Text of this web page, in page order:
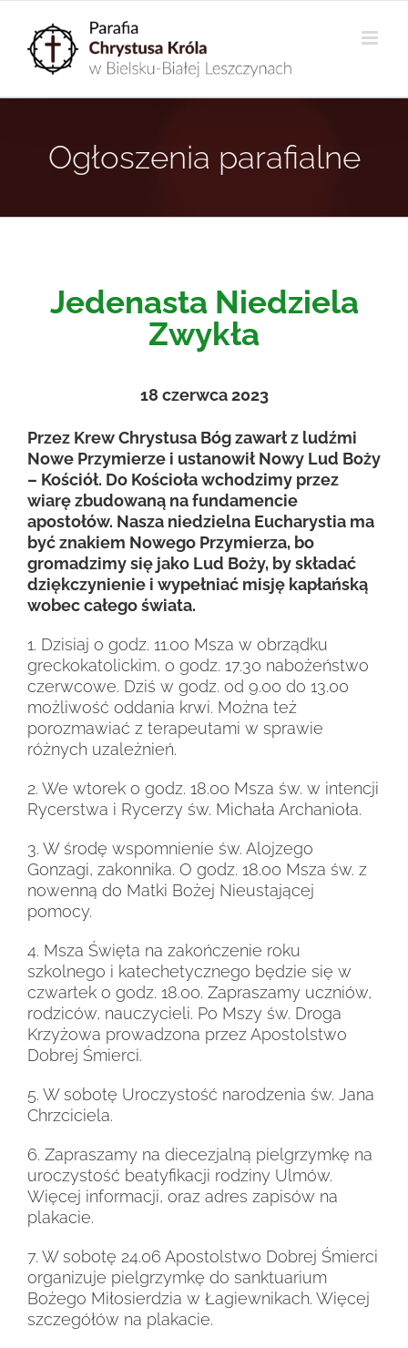
zawartości
Ogłoszenia parafialne
Jedenasta Niedziela
Zwykła
18 czerwca 2023
Przez Krew Chrystusa Bóg zawarł z ludźmi
Nowe Przymierze i ustanowił Nowy Lud Boży
– Kościół. Do Kościoła wchodzimy przez
wiarę zbudowaną na fundamencie
apostołów. Nasza niedzielna Eucharystia ma
być znakiem Nowego Przymierza, bo
gromadzimy się jako Lud Boży, by składać
dziękczynienie i wypełniać misję kapłańską
wobec całego świata.
1. Dzisiaj o godz. 11.00 Msza w obrządku
greckokatolickim, o godz. 17.30 nabożeństwo
czerwcowe. Dziś w godz. od 9.00 do 13.00
możliwość oddania krwi. Można też
porozmawiać z terapeutami w sprawie
różnych uzależnień.
2. We wtorek o godz. 18.00 Msza św. w intencji
Rycerstwa i Rycerzy św. Michała Archanioła.
3. W środę wspomnienie św. Alojzego
Gonzagi, zakonnika. O godz. 18.00 Msza św. z
nowenną do Matki Bożej Nieustającej
pomocy.
4. Msza Święta na zakończenie roku
szkolnego i katechetycznego będzie się w
czwartek o godz. 18.00. Zapraszamy uczniów,
rodziców, nauczycieli. Po Mszy św. Droga
Krzyżowa prowadzona przez Apostolstwo
Dobrej Śmierci.
5. W sobotę Uroczystość narodzenia św. Jana
Chrzciciela.
6. Zapraszamy na diecezjalną pielgrzymkę na
uroczystość beatyfikacji rodziny Ulmów.
Więcej informacji, oraz adres zapisów na
plakacie.
7. W sobotę 24.06 Apostolstwo Dobrej Śmierci
organizuje pielgrzymkę do sanktuarium
Bożego Miłosierdzia w Łagiewnikach. Więcej
szczegółów na plakacie.